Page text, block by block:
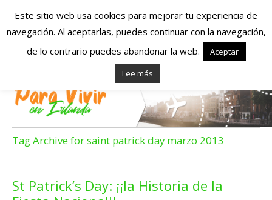
Españoles en
Irlanda – Vivir en
Irlanda – Trabajo
en Irlanda –
Alojamiento en
Tag Archive for saint patrick day marzo 2013
St Patrick’s Day: ¡¡la Historia de la
Este sitio web usa cookies para mejorar tu experiencia de
navegación. Al aceptarlas, puedes continuar con la navegación,
de lo contrario puedes abandonar la web.
Aceptar
Lee más